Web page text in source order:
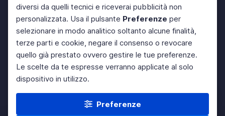
diversi da quelli tecnici e riceverai pubblicità non
personalizzata. Usa il pulsante Preferenze per
selezionare in modo analitico soltanto alcune finalità,
terze parti e cookie, negare il consenso o revocare
quello già prestato ovvero gestire le tue preferenze.
Le scelte da te espresse verranno applicate al solo
dispositivo in utilizzo.
Preferenze